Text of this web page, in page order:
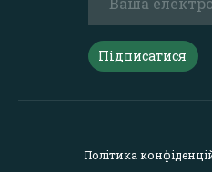
Підписатися
Політика